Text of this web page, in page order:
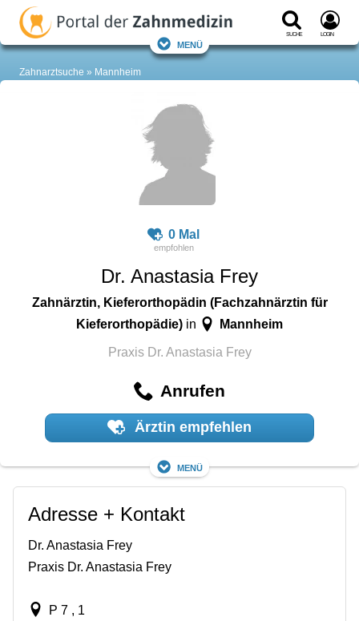
Suche Login
Menü
Zahnarztsuche Mannheim
0 Mal
Dr. Anastasia Frey
Zahnärztin, Kieferorthopädin (Fachzahnärztin für
Kieferorthopädie)in Mannheim
Praxis Dr. Anastasia Frey
Anrufen
Ärztin empfehlen
Menü
Adresse + Kontakt
Dr. Anastasia Frey
Praxis Dr. Anastasia Frey
P 7 , 1